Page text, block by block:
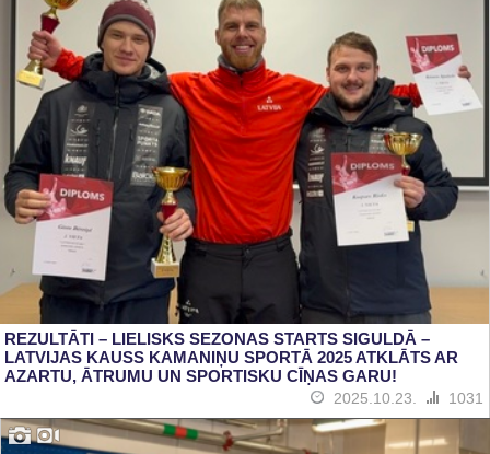
REZULTĀTI – LIELISKS SEZONAS STARTS SIGULDĀ –
LATVIJAS KAUSS KAMANIŅU SPORTĀ 2025 ATKLĀTS AR
AZARTU, ĀTRUMU UN SPORTISKU CĪŅAS GARU!
2025.10.23. 1031